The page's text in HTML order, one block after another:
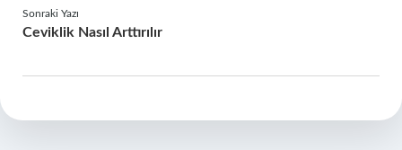
Sonraki Yazı
Ceviklik Nasıl Arttırılır